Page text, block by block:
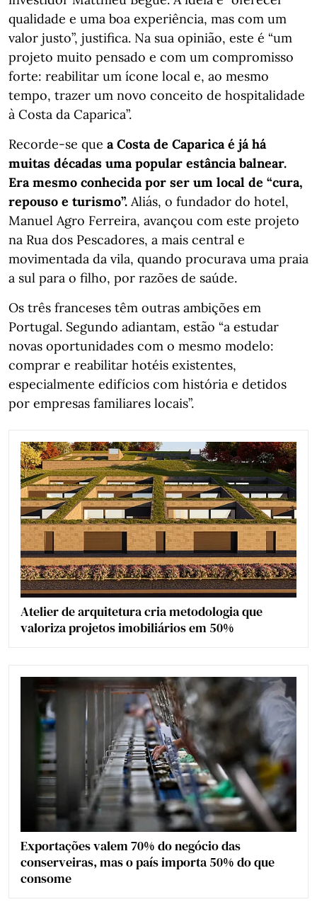
qualidade e uma boa experiência, mas com um
valor justo”, justifica. Na sua opinião, este é “um
projeto muito pensado e com um compromisso
forte: reabilitar um ícone local e, ao mesmo
tempo, trazer um novo conceito de hospitalidade
à Costa da Caparica”.
Recorde-se que a Costa de Caparica é já há
muitas décadas uma popular estância balnear.
Era mesmo conhecida por ser um local de “cura,
repouso e turismo”. Aliás, o fundador do hotel,
Manuel Agro Ferreira, avançou com este projeto
na Rua dos Pescadores, a mais central e
movimentada da vila, quando procurava uma praia
a sul para o filho, por razões de saúde.
Os três franceses têm outras ambições em
Portugal. Segundo adiantam, estão “a estudar
novas oportunidades com o mesmo modelo:
comprar e reabilitar hotéis existentes,
especialmente edifícios com história e detidos
por empresas familiares locais”.
Atelier de arquitetura cria metodologia que
valoriza projetos imobiliários em 50%
Exportações valem 70% do negócio das
conserveiras, mas o país importa 50% do que
consome